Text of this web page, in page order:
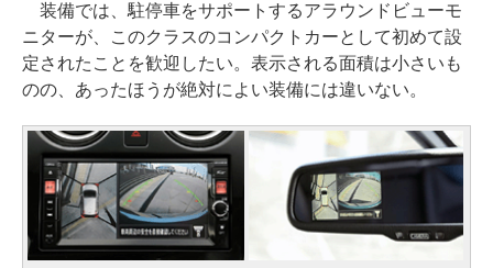
装備では、駐停車をサポートするアラウンドビューモ
ニターが、このクラスのコンパクトカーとして初めて設
定されたことを歓迎したい。表示される面積は小さいも
のの、あったほうが絶対によい装備には違いない。